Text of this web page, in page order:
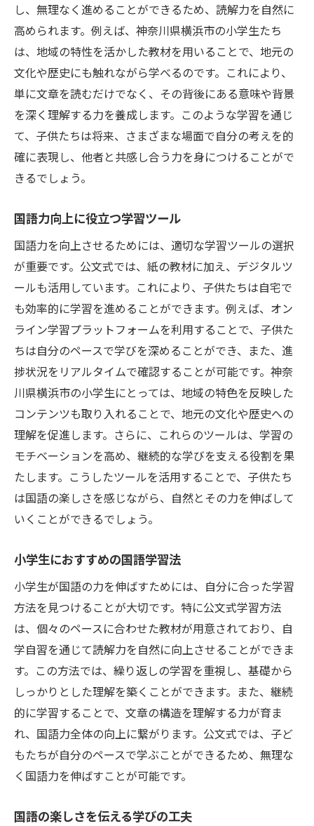
し、無理なく進めることができるため、読解力を自然に
高められます。例えば、神奈川県横浜市の小学生たち
は、地域の特性を活かした教材を用いることで、地元の
文化や歴史にも触れながら学べるのです。これにより、
単に文章を読むだけでなく、その背後にある意味や背景
を深く理解する力を養成します。このような学習を通じ
て、子供たちは将来、さまざまな場面で自分の考えを的
確に表現し、他者と共感し合う力を身につけることがで
きるでしょう。
国語力向上に役立つ学習ツール
国語力を向上させるためには、適切な学習ツールの選択
が重要です。公文式では、紙の教材に加え、デジタルツ
ールも活用しています。これにより、子供たちは自宅で
も効率的に学習を進めることができます。例えば、オン
ライン学習プラットフォームを利用することで、子供た
ちは自分のペースで学びを深めることができ、また、進
捗状況をリアルタイムで確認することが可能です。神奈
川県横浜市の小学生にとっては、地域の特色を反映した
コンテンツも取り入れることで、地元の文化や歴史への
理解を促進します。さらに、これらのツールは、学習の
モチベーションを高め、継続的な学びを支える役割を果
たします。こうしたツールを活用することで、子供たち
は国語の楽しさを感じながら、自然とその力を伸ばして
いくことができるでしょう。
小学生におすすめの国語学習法
小学生が国語の力を伸ばすためには、自分に合った学習
方法を見つけることが大切です。特に公文式学習方法
は、個々のペースに合わせた教材が用意されており、自
学自習を通じて読解力を自然に向上させることができま
す。この方法では、繰り返しの学習を重視し、基礎から
しっかりとした理解を築くことができます。また、継続
的に学習することで、文章の構造を理解する力が育ま
れ、国語力全体の向上に繋がります。公文式では、子ど
もたちが自分のペースで学ぶことができるため、無理な
く国語力を伸ばすことが可能です。
国語の楽しさを伝える学びの工夫